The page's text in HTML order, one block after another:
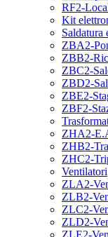
RF2-
Kit
Saldatura
ZBA2-
ZBB2-
ZBC2-
ZBD2-
ZBE2-
ZBF2-
ZHA2-
ZHB2-
ZHC2-
Ventilatori
ZLA2-
ZLB2-
ZLC2-
ZLD2-
ZLE2-